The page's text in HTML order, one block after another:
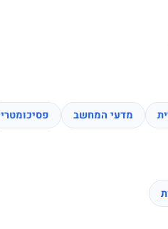
מדעי המחשב פסיכומטרי